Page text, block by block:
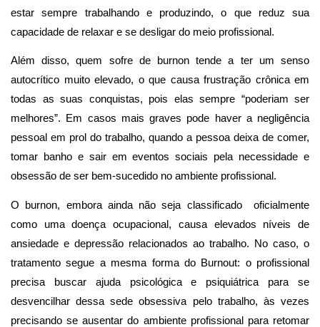
estar sempre trabalhando e produzindo, o que reduz sua
capacidade de relaxar e se desligar do meio profissional.
Além disso, quem sofre de burnon tende a ter um senso
autocrítico muito elevado, o que causa frustração crônica em
todas as suas conquistas, pois elas sempre “poderiam ser
melhores”. Em casos mais graves pode haver a negligência
pessoal em prol do trabalho, quando a pessoa deixa de comer,
tomar banho e sair em eventos sociais pela necessidade e
obsessão de ser bem-sucedido no ambiente profissional.
O burnon, embora ainda não seja classificado oficialmente
como uma doença ocupacional, causa elevados níveis de
ansiedade e depressão relacionados ao trabalho. No caso, o
tratamento segue a mesma forma do Burnout: o profissional
precisa buscar ajuda psicológica e psiquiátrica para se
desvencilhar dessa sede obsessiva pelo trabalho, às vezes
precisando se ausentar do ambiente profissional para retomar